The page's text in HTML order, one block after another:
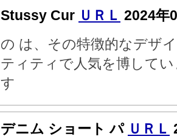
Stussy Cur ＵＲＬ 2024年
の は、その特徴的なデザ
ティティで人気を博して
す
デニム ショート パ ＵＲＬ